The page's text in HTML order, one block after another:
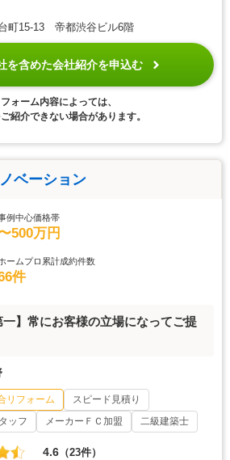
町15-13 帝都渋谷ビル6階
を含めた会社紹介を申込む
ォーム内容によっては、
紹介できない場合があります。
ベーション
例中心価格帯
500万円
ームプロ累計成約件数
件
一】常にお客様の立場になってご提
リフォーム
スピード見積り
ッフ メーカーＦＣ加盟 二級建築士
4.6 （23件）